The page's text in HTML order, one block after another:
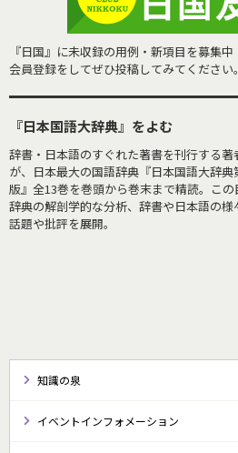
『日国』に未収録の用例・新項目を募集中
会員登録をしてぜひ投稿してみてください。
『日本国語大辞典』をよむ
辞書・日本語のすぐれた著書を刊行する著
が、日本最大の国語辞典『日本国語大辞典
版』全13巻を巻頭から巻末まで精読。この
辞典の解剖学的な分析、辞書や日本語の様
話題や批評を展開。
知識の泉
イベントインフォメーション